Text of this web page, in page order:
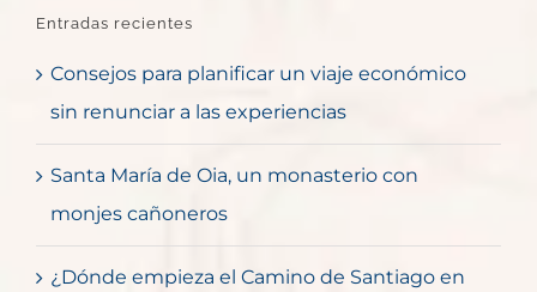
Entradas recientes
Consejos para planificar un viaje económico
sin renunciar a las experiencias
Santa María de Oia, un monasterio con
monjes cañoneros
¿Dónde empieza el Camino de Santiago en